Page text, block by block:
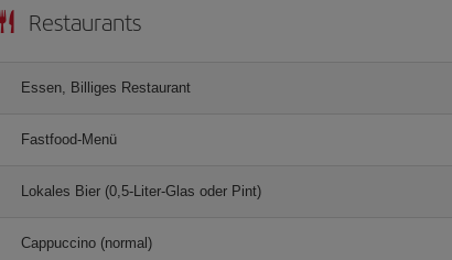
Restaurants
Essen, Billiges Restaurant
Fastfood-Menü
Lokales Bier (0,5-Liter-Glas oder Pint)
Cappuccino (normal)